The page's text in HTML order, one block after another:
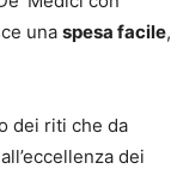
una spesa facile,
dei riti che da
dei